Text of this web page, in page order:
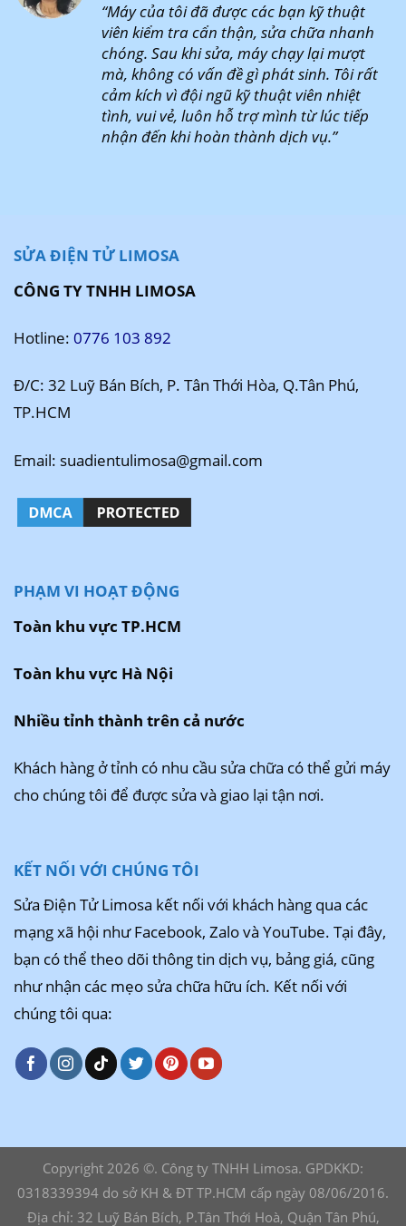
“Máy của tôi đã được các bạn kỹ thuật
viên kiểm tra cẩn thận, sửa chữa nhanh
chóng. Sau khi sửa, máy chạy lại mượt
mà, không có vấn đề gì phát sinh. Tôi rất
cảm kích vì đội ngũ kỹ thuật viên nhiệt
tình, vui vẻ, luôn hỗ trợ mình từ lúc tiếp
nhận đến khi hoàn thành dịch vụ.”
SỬA ĐIỆN TỬ LIMOSA
CÔNG TY TNHH LIMOSA
Hotline: 0776 103 892
Đ/C: 32 Luỹ Bán Bích, P. Tân Thới Hòa, Q.Tân Phú,
TP.HCM
Email: suadientulimosa@gmail.com
PHẠM VI HOẠT ĐỘNG
Toàn khu vực TP.HCM
Toàn khu vực Hà Nội
Nhiều tỉnh thành trên cả nước
Khách hàng ở tỉnh có nhu cầu sửa chữa có thể gửi máy
cho chúng tôi để được sửa và giao lại tận nơi.
KẾT NỐI VỚI CHÚNG TÔI
Sửa Điện Tử Limosa kết nối với khách hàng qua các
mạng xã hội như Facebook, Zalo và YouTube. Tại đây,
bạn có thể theo dõi thông tin dịch vụ, bảng giá, cũng
như nhận các mẹo sửa chữa hữu ích. Kết nối với
chúng tôi qua:
Copyright 2026 ©. Công ty TNHH Limosa. GPDKKD:
0318339394 do sở KH & ĐT TP.HCM cấp ngày 08/06/2016.
Địa chỉ: 32 Luỹ Bán Bích, P.Tân Thới Hoà, Quận Tân Phú,